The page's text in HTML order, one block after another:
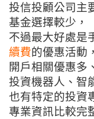
投信投顧公司主
基金選擇較少，
不過最大好處是
續費的優惠活動，
開戶相關優惠多
投資機器人、智
也有特定的投資
專業資訊比較完